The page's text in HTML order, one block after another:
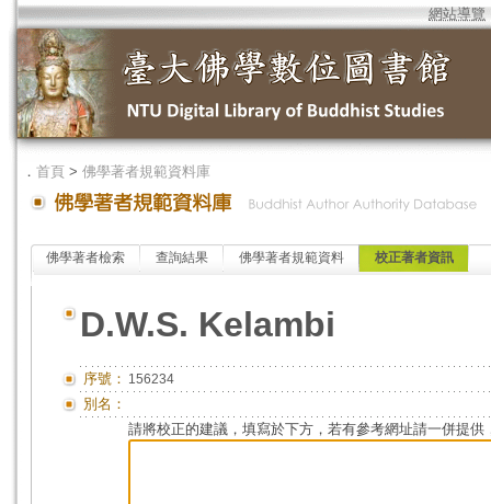
網站導覽
． 首頁 > 佛學著者規範資料庫
佛學著者檢索 查詢結果 佛學著者規範資料 校正著者資訊
D.W.S. Kelambi
序號： 156234
別名：
請將校正的建議，填寫於下方，若有參考網址請一併提供